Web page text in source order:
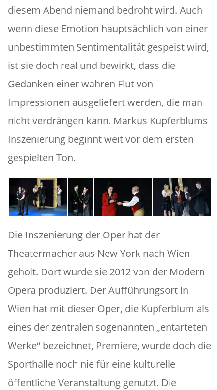
diesem Abend niemand bedroht wird. Auch
wenn diese Emotion hauptsächlich von einer
unbestimmten Sentimentalität gespeist wird,
ist sie doch real und bewirkt, dass die
Gedanken einer wahren Flut von
Impressionen ausgeliefert werden, die man
nicht verdrängen kann. Markus Kupferblums
Inszenierung beginnt weit vor dem ersten
gespielten Ton.
Die Inszenierung der Oper hat der
Theatermacher aus New York nach Wien
geholt. Dort wurde sie 2012 von der Modern
Opera produziert. Der Aufführungsort in
Wien hat mit dieser Oper, die Kupferblum als
eines der zentralen sogenannten „entarteten
Werke“ bezeichnet, Premiere, wurde doch die
Sporthalle noch nie für eine kulturelle
öffentliche Veranstaltung genutzt. Die